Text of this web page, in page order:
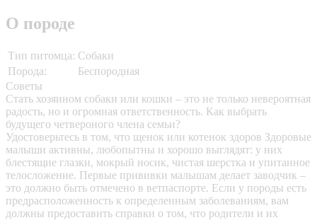
О породе
Тип питомца: Собаки
Порода:
Беспородная
Советы
Стать хозяином собаки или кошки – это не только невероятная
радость, но и огромная ответственность. Как выбрать
будущего четвероного члена семьи?
Удостоверьтесь в том, что щенок или котенок здоров Здоровые
малыши активны, любопытны и хорошо выглядят: у них
блестящие глазки, мокрый носик, чистая шерстка и упитанное
телосложение. Первые прививки малышам делает заводчик –
это должно быть отмечено в ветпаспорте. Если у породы есть
предрасположенность к определенным заболеваниям, вам
должны предоставить справки о том, что родители и их